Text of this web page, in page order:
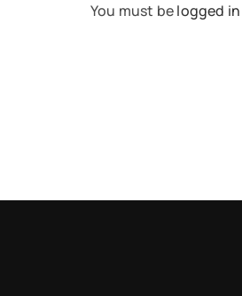
You must belogged in